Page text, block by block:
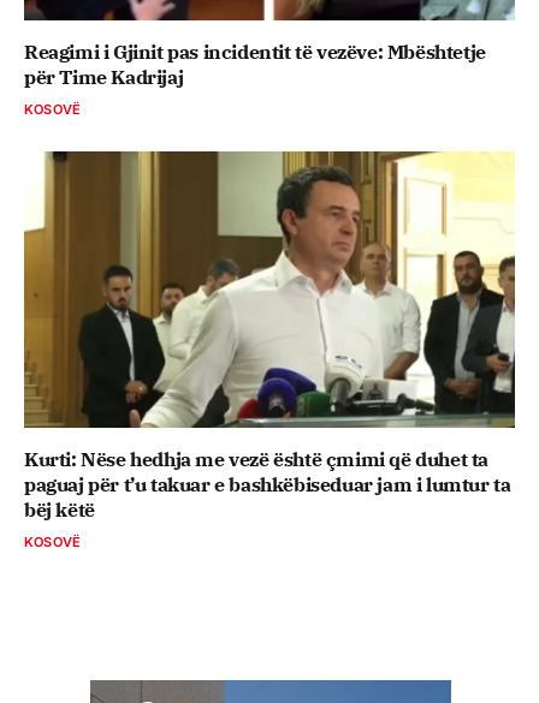
Reagimi i Gjinit pas incidentit të vezëve: Mbështetje
për Time Kadrijaj
KOSOVË
Kurti: Nëse hedhja me vezë është çmimi që duhet ta
paguaj për t’u takuar e bashkëbiseduar jam i lumtur ta
bëj këtë
KOSOVË